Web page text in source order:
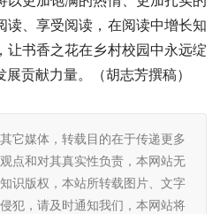
读、享受阅读，在阅读中增长知
让书香之花在乡村校园中永远绽
贡献力量。（胡志芳撰稿）
它媒体，转载目的在于传递更多
点和对其真实性负责，本网站无
识版权，本站所转载图片、文字
犯，请及时通知我们，本网站将